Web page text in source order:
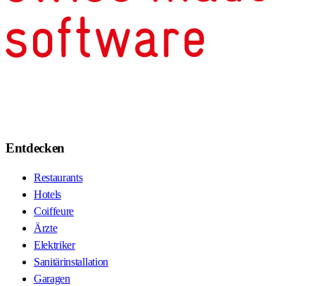
Entdecken
Restaurants
Hotels
Coiffeure
Ärzte
Elektriker
Sanitärinstallation
Garagen